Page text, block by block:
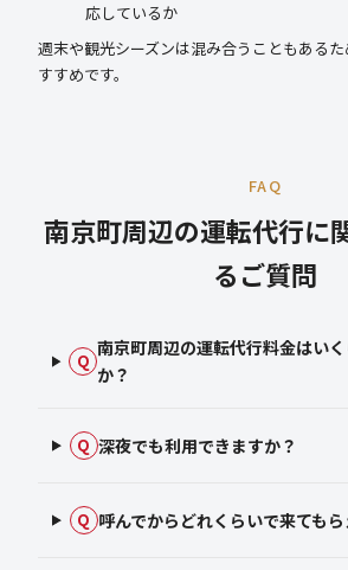
応しているか
週末や観光シーズンは混み合うこともある
すすめです。
FAQ
南京町周辺の運転代行に
るご質問
Q
南京町周辺の運転代行料金はい
か？
Q 深夜でも利用できますか？
Q 呼んでからどれくらいで来てもら